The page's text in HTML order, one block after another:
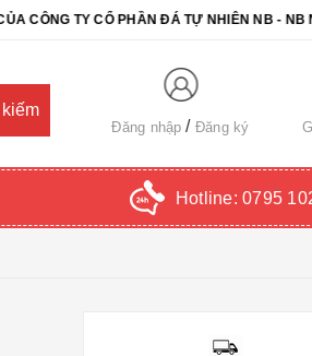
TY CỔ PHẦN ĐÁ TỰ NHIÊN NB - NB
Đăng nhập Đăng ký
Hotline: 0795